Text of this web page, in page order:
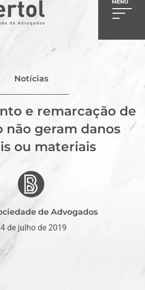
Notícias
e remarcação de
não geram danos
ou materiais
de Advogados
de julho de 2019